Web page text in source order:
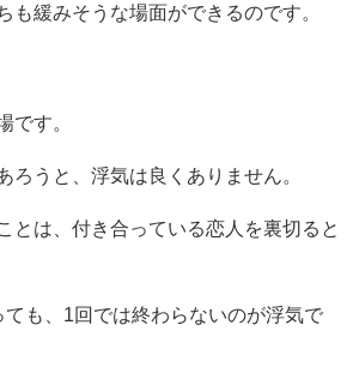
も緩みそうな場面ができるのです。
です。
ろうと、浮気は良くありません。
とは、付き合っている恋人を裏切ると
ても、1回では終わらないのが浮気で